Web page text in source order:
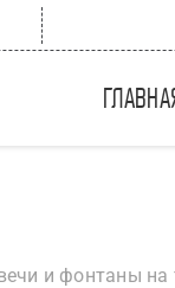
и фонтаны на